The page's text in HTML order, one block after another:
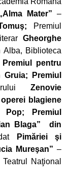
Mater” –
Premiul
Gheorghe
Biblioteca
Premiul pentru
Gruia;
Premiul
Zenovie
blagiene
Pop;
Premiul
Blaga” din
Pimăriei şi
Mureşan” –
Naţional